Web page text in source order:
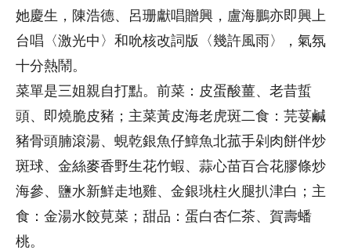
她慶生，陳浩德、呂珊獻唱贈興，盧海鵬亦即興上
台唱〈激光中〉和吮核改詞版〈幾許風雨〉，氣氛
十分熱鬧。
菜單是三姐親自打點。前菜：皮蛋酸薑、老昔蜇
頭、即燒脆皮豬；主菜黃皮海老虎斑二食：芫荽鹹
豬骨頭腩滾湯、蜆乾銀魚仔鱆魚北菰手剁肉餅伴炒
斑球、金絲麥香野生花竹蝦、蒜心苗百合花膠條炒
海參、鹽水新鮮走地雞、金銀珧柱火腿扒津白；主
食：金湯水餃莧菜；甜品：蛋白杏仁茶、賀壽蟠
桃。